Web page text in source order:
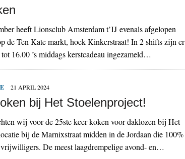
heeft Lionsclub Amsterdam t’IJ evenals afgelopen
de Ten Kate markt, hoek Kinkerstraat! In 2 shifts zijn er
16.00 ’s middags kerstcadeau ingezameld…
21 APRIL 2024
bij Het Stoelenproject!
wij voor de 25ste keer koken voor daklozen bij Het
bij de Marnixstraat midden in de Jordaan die 100%
De meest laagdrempelige avond- en…